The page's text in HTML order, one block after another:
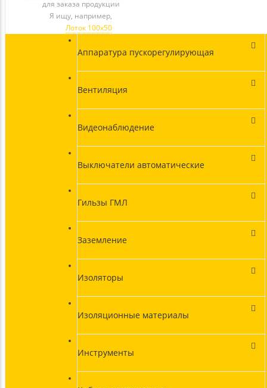
для заказа продукции
Я ищу, например,
Лоток 100х50
Аппаратура пускорегулирующая
Вентиляция
Видеонаблюдение
Выключатели автоматические
Гильзы ГМЛ
Заземление
Изоляторы
Изоляционные материалы
Инструменты